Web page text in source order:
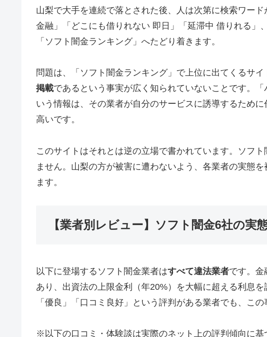
山梨で大手を連続で落とされた後、人は次第に検索ワー
金融」「どこにも借りれない 即日」「延滞中 借りれる」
「ソフト闇金ランキング」へたどり着きます。
問題は、「ソフト闇金ランキング」で上位に出てくるサイ
掲載であるという事実が広く知られていないことです。
いう情報は、その業者が自分のサービスに誘導するため
高いです。
このサイトはそれとは逆の立場で書かれています。ソフ
ません。山梨の方が被害に遭わないよう、各業者の実態
ます。
【業者別レビュー】ソフト闇金6社の実
以下に登場するソフト闇金業者はすべて違法業者です。金
あり、出資法の上限金利（年20%）を大幅に超える利息
「優良」「口コミ良好」という評判がある業者でも、この
※以下の口コミ・体験談は実際のネット上の評判傾向に